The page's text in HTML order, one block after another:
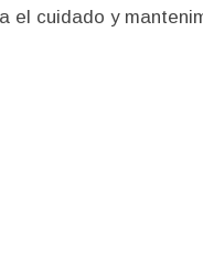
el cuidado y